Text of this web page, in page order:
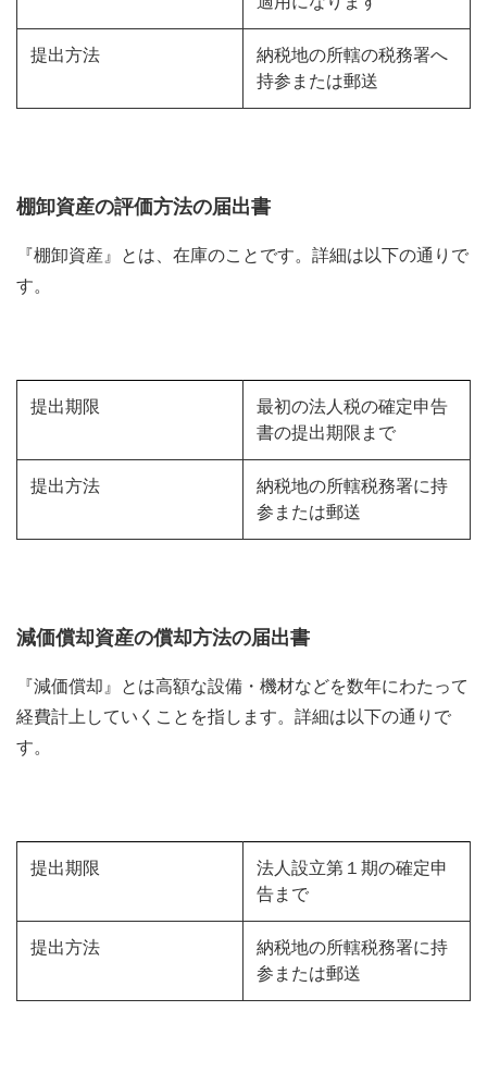
提出方法
納税地の所轄の税務署へ
持参または郵送
棚卸資産の評価方法の届出書
『棚卸資産』とは、在庫のことです。詳細は以下の通りで
す。
提出期限
最初の法人税の確定申告
書の提出期限まで
提出方法
納税地の所轄税務署に持
参または郵送
減価償却資産の償却方法の届出書
『減価償却』とは高額な設備・機材などを数年にわたって
経費計上していくことを指します。詳細は以下の通りで
す。
提出期限
法人設立第１期の確定申
告まで
提出方法
納税地の所轄税務署に持
参または郵送